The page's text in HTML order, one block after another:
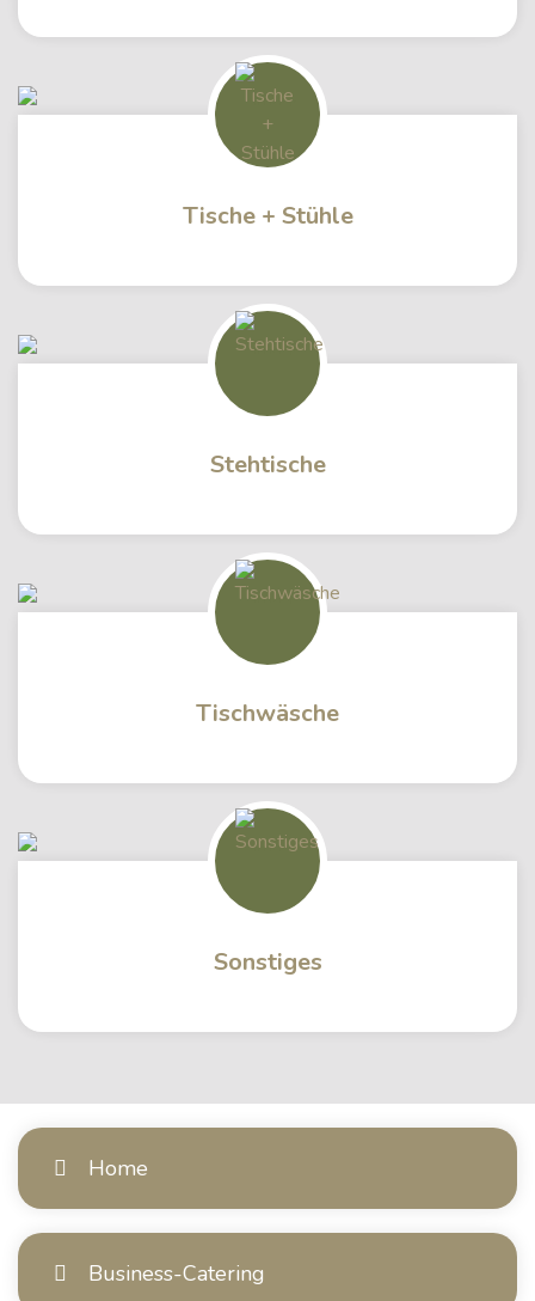
Tische + Stühle
Stehtische
Tischwäsche
Sonstiges
Home
Business-Catering